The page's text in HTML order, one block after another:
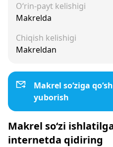
O‘rin-payt kelishigi
Makrelda
Chiqish kelishigi
Makreldan
Makrel so‘ziga
yuborish
Makrel so‘zi
internetda qidiring